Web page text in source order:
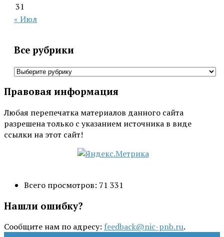
31
« Июл
Все рубрики
Все
Правовая информация
Любая перепечатка материалов данного сайта
разрешена только с указанием источника в виде
ссылки на этот сайт!
Всего просмотров: 71 331
Нашли ошибку?
Сообщите нам по адресу: feedback@nic-pnb.ru.